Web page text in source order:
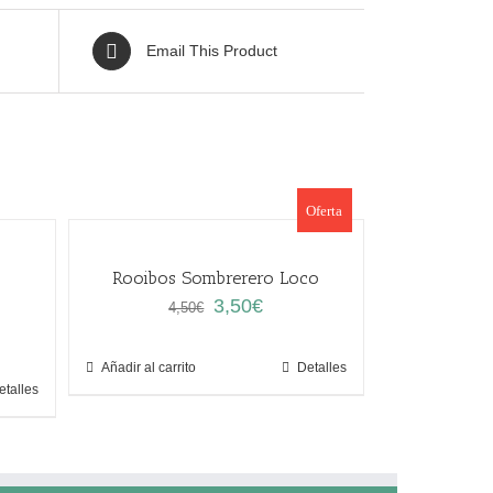
Email This Product
Oferta
Rooibos Sombrerero Loco
4,50€
El
3,50€El
es:
Añadir al carrito Detalles